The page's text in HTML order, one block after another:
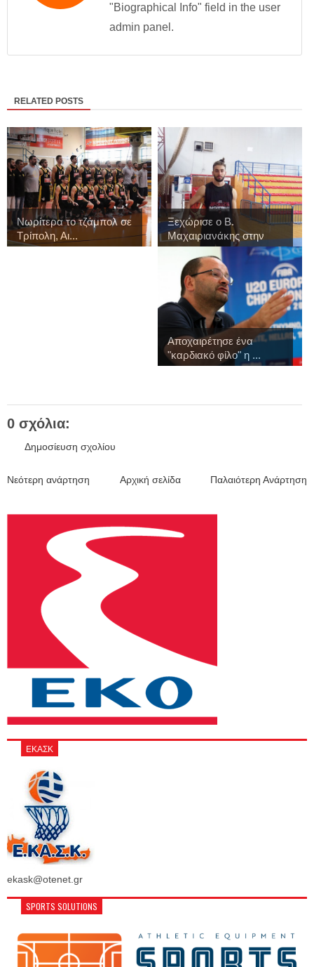
"Biographical Info" field in the user
admin panel.
RELATED POSTS
Νωρίτερα το τζάμπολ σε
Τρίπολη, Αι...
Ξεχώρισε ο Β.
Μαχαιριανάκης στην
πρ...
Αποχαιρέτησε ένα
"καρδιακό φίλο" η ...
0 σχόλια:
Δημοσίευση σχολίου
Νεότερη ανάρτηση Παλαιότερη Ανάρτηση
Αρχική σελίδα
ΕΚΑΣΚ
ekask@otenet.gr
SPORTS SOLUTIONS